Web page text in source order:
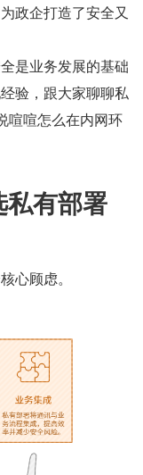
政企打造了安全又
是业务发展的基础
验，跟大家聊聊私
喧喧怎么在内网环
有部署
心顾虑。